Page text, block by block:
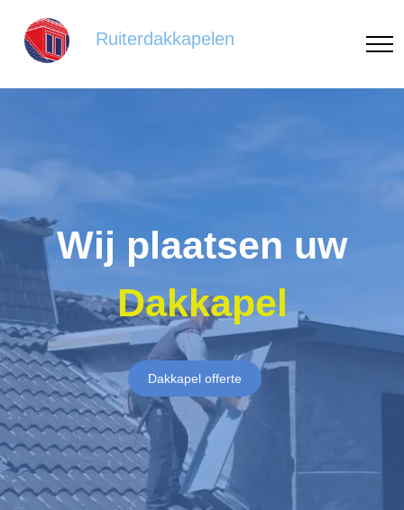
Ruiterdakkapelen
Wij plaatsen uw
Dakkapel
Dakkapel offerte